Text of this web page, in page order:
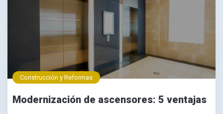
Construcción y Reformas
Modernización de ascensores: 5 ventajas